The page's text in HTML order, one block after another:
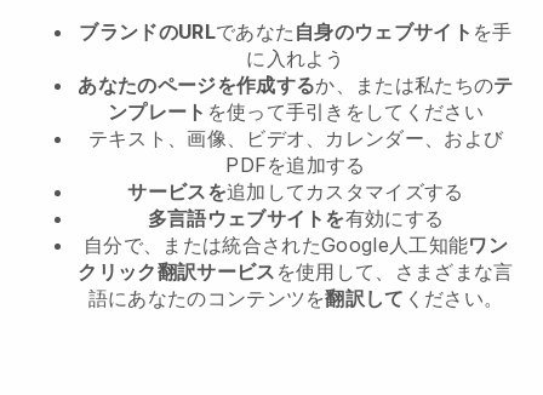
ブランドのURLであなた 自身のウェブサイト を手
に入れよう
あなたのページを作成するか、または私たちのテ
ンプレート を使って手引きをしてください
テキスト、画像、ビデオ、カレンダー、および
PDFを追加する
サービスを追加してカスタマイズする
多言語ウェブサイトを有効にする
自分で、または統合されたGoogle人工知能ワン
クリック翻訳サービス を使用して、さまざまな言
語にあなたのコンテンツを翻訳して ください。